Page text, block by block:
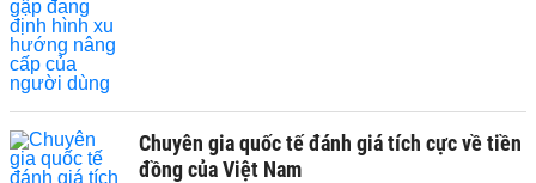
Chuyên gia quốc tế đánh giá tích cực về tiền
đồng của Việt Nam